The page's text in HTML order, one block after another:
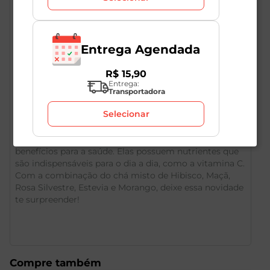
Descrição do Produto
O consumo de frutas vermelhas pode trazer muitos
benefícios para a saúde. Elas possuem nutrientes que
são indispensáveis para o dia a dia, como a vitamina C.
Com a combinação do chá misto de Hibisco, Maçã,
Rosa Silvestre, Estevia e Morango, deixe essa novidade
te surpreender!
Compre também
Entrega Agendada
R$ 15,90
Entrega:
Transportadora
Selecionar